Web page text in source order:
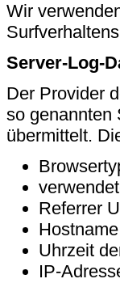
Wir
Server-Log-
Der Provider
so genannten
übermittelt.
Referrer
Uhrzeit
IP-